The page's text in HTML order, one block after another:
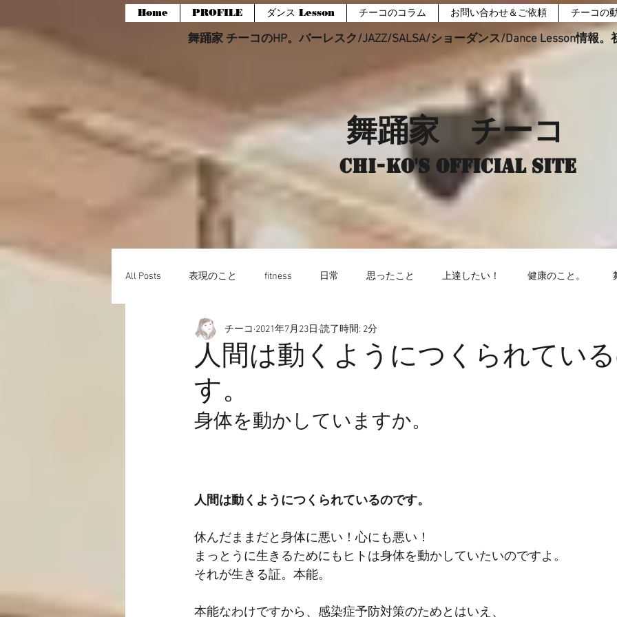
Home PROFILE ダンス Lesson チーコのコラム お問い合わせ＆ご依頼 チーコの
舞踊家 チーコのHP。バーレスク/JAZZ/SALSA/ショーダンス/Dance Lesson情報。
舞踊家 チーコ
Chi-ko's Official site
All Posts 表現のこと fitness 日常 思ったこと 上達したい！ 健康のこと。
愉快なこと 動画☆
人間は動くようにつくられてい
す。
チーコ 2021年7月23日 読了時間: 2分
身体を動かしていますか。
人間は動くようにつくられているのです。
休んだままだと身体に悪い！心にも悪い！
まっとうに生きるためにもヒトは身体を動かしていたいのですよ。
それが生きる証。本能。
本能なわけですから、感染症予防対策のためとはいえ、